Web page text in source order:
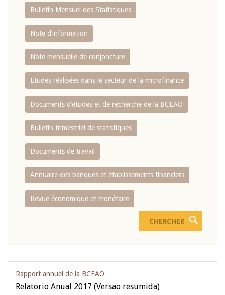
Bulletin Mensuel des Statistiques
Note d’information
Note mensuelle de conjoncture
Etudes réalisées dans le secteur de la microfinance
Documents d’études et de recherche de la BCEAO
Bulletin trimestriel de statistiques
Documents de travail
Annuaire des banques et établissements financiers
Revue économique et monétaire
Rapport annuel de la BCEAO
Relatorio Anual 2017 (Versao resumida)